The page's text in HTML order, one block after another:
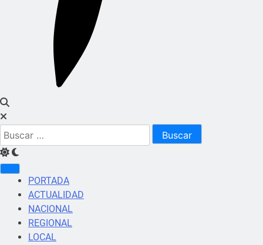
Buscar:
PORTADA
ACTUALIDAD
NACIONAL
REGIONAL
LOCAL